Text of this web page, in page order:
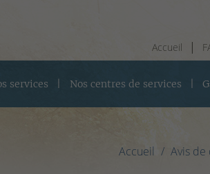
Accueil
services Nos centres de services
Accueil Avis de